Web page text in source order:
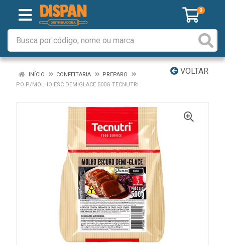
0
VOLTAR
INÍCIO CONFEITARIA
PREPARO
PO P/MOLHO ESC DEMIGLACE 500G TECNUTRI